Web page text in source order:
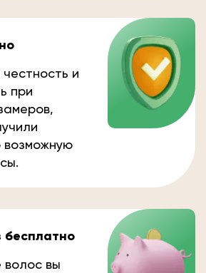
и
при
возможную
бесплатно
вы